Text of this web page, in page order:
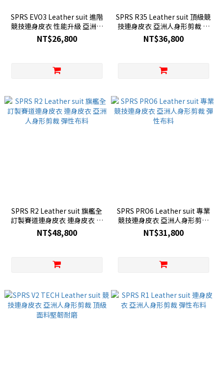
SPRS EVO3 Leather suit 進階
競技連身皮衣 性能升級 亞洲人
身形剪裁 彈性布料
NT$26,800
SPRS R35 Leather suit 頂級競
技連身皮衣 亞洲人身形剪裁 頂
級皮革
NT$36,800
SPRS R2 Leather suit 旗艦全
訂製賽道連身皮衣 連身皮衣 亞
洲人身形剪裁 彈性布料
NT$48,800
SPRS PRO6 Leather suit 專業
競技連身皮衣 亞洲人身形剪裁
彈性布料
NT$31,800